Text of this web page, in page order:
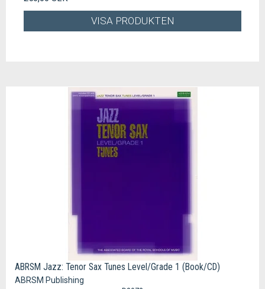
VISA PRODUKTEN
ABRSM Jazz: Tenor Sax Tunes Level/Grade 1 (Book/CD)
ABRSM Publishing